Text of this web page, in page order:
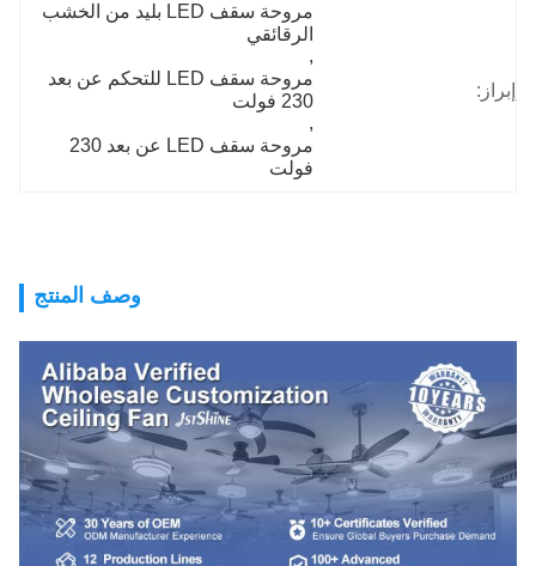
إبراز:
مروحة سقف LED بليد من الخشب
الرقائقي
,
مروحة سقف LED للتحكم عن بعد
230 فولت
,
مروحة سقف LED عن بعد 230
فولت
وصف المنتج